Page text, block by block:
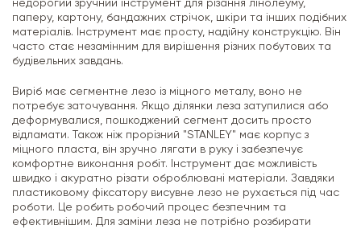
недорогий зручний інструмент для різання лінолеуму,
паперу, картону, бандажних стрічок, шкіри та інших подібних
матеріалів. Інструмент має просту, надійну конструкцію. Він
часто стає незамінним для вирішення різних побутових та
будівельних завдань.
Виріб має сегментне лезо із міцного металу, воно не
потребує заточування. Якщо ділянки леза затупилися або
деформувалися, пошкоджений сегмент досить просто
відламати. Також ніж прорізний "STANLEY" має корпус з
міцного пласта, він зручно лягати в руку і забезпечує
комфортне виконання робіт. Інструмент дає можливість
швидко і акуратно різати оброблювані матеріали. Завдяки
пластиковому фіксатору висувне лезо не рухається під час
роботи. Це робить робочий процес безпечним та
ефективнішим. Для заміни леза не потрібно розбирати